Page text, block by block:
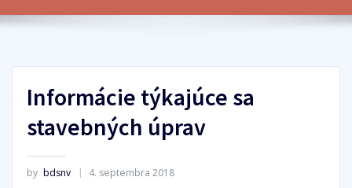
Informácie týkajúce sa
stavebných úprav
by bdsnv 4. septembra 2018